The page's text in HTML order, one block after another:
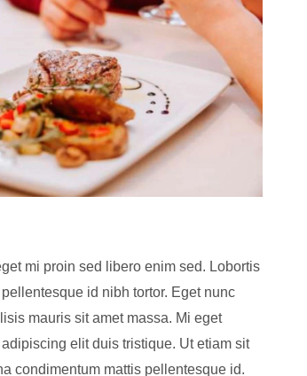
mi proin sed libero enim sed. Lobortis
id nibh tortor. Eget nunc
mauris sit amet massa. Mi eget
elit duis tristique. Ut etiam sit
condimentum mattis pellentesque id.